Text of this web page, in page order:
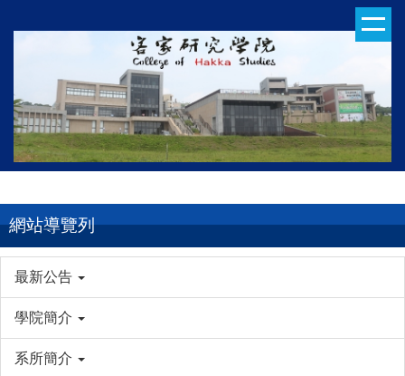
到
內
容
區
網站導覽列
最新公告
學院簡介
系所簡介